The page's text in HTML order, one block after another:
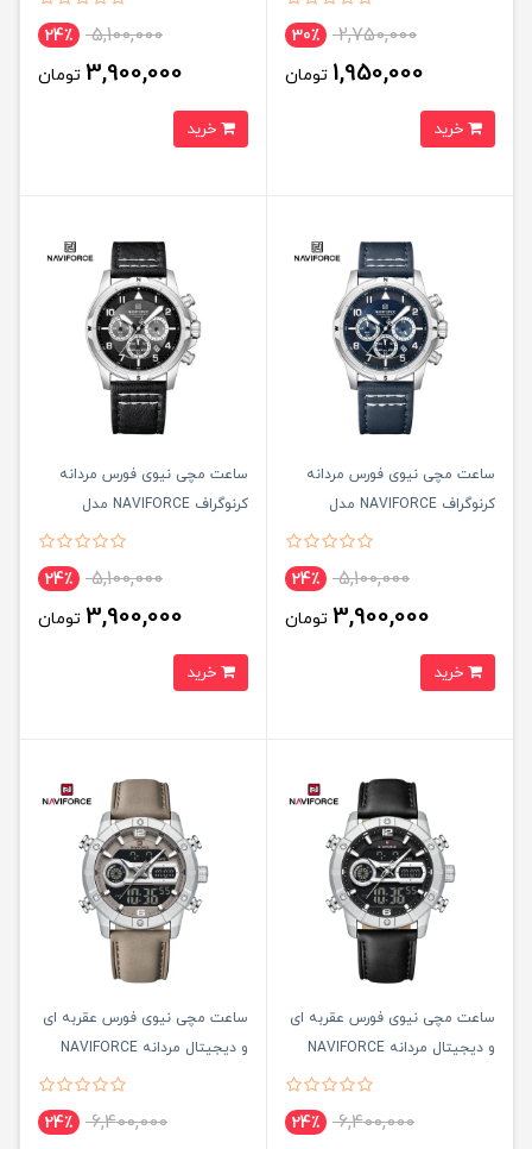
2,750,000 30٪
1,950,000 تومان
5,100,000 24٪
3,900,000 تومان
ساعت مچی نيوی فورس مردانه
کرنوگراف NAVIFORCE مدل
5,100,000 24٪
3,900,000 تومان
ساعت مچی نيوی فورس مردانه
کرنوگراف NAVIFORCE مدل
5,100,000 24٪
3,900,000 تومان
ساعت مچی نيوی فورس عقربه ای
و ديجيتال مردانه NAVIFORCE
6,400,000 24٪
ساعت مچی نيوی فورس عقربه ای
و ديجيتال مردانه NAVIFORCE
6,400,000 24٪